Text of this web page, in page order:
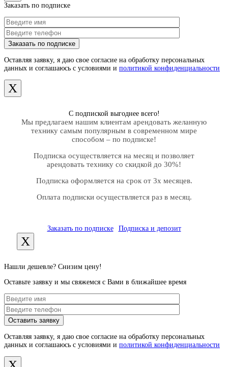
Заказать по подписке
Оставляя заявку, я даю свое согласие на обработку персональных
данных и соглашаюсь с условиями и политикой конфиденциальности
X
С подпиской выгоднее всего!
Мы предлагаем нашим клиентам арендовать желанную
технику самым популярным в современном мире
способом – по подписке!
Подписка осуществляется на месяц и позволяет
арендовать технику со скидкой до 30%!
Подписка оформляется на срок от 3х месяцев.
Оплата подписки осуществляется раз в месяц.
Заказать по подписке Подписка и депозит
X
Нашли дешевле? Снизим цену!
Оставьте заявку и мы свяжемся с Вами в ближайшее время
Оставляя заявку, я даю свое согласие на обработку персональных
данных и соглашаюсь с условиями и политикой конфиденциальности